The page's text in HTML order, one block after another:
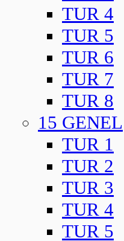
TUR 4
TUR 5
TUR 6
TUR 7
TUR 8
15 GENEL
TUR 1
TUR 2
TUR 3
TUR 4
TUR 5